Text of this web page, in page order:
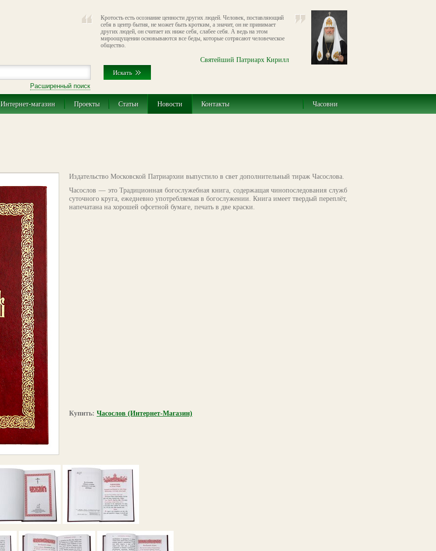
Кротость есть осознание ценности других людей. Человек, поставляющий
себя в центр бытия, не может быть кротким, а значит, он не принимает
других людей, он считает их ниже себя, слабее себя. А ведь на этом
мироощущении основываются все беды, которые сотрясают человеческое
общество.
Святейший Патриарх Кирилл
Расширенный поиск
Интернет-магазин Проекты Статьи Новости Контакты Часовни
Издательство Московской Патриархии выпустило в свет дополнительный тираж Часослова.
Часослов — это Традиционная богослужебная книга, содержащая чинопоследования служб
суточного круга, ежедневно употребляемая в богослужении. Книга имеет твердый переплёт,
напечатана на хорошей офсетной бумаге, печать в две краски.
Купить: Часослов (Интернет-Магазин)